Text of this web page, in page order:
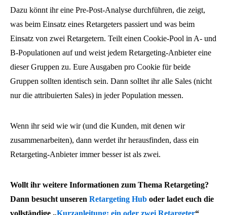
Dazu könnt ihr eine Pre-Post-Analyse durchführen, die zeigt,
was beim Einsatz eines Retargeters passiert und was beim
Einsatz von zwei Retargetern. Teilt einen Cookie-Pool in A- und
B-Populationen auf und weist jedem Retargeting-Anbieter eine
dieser Gruppen zu. Eure Ausgaben pro Cookie für beide
Gruppen sollten identisch sein. Dann solltet ihr alle Sales (nicht
nur die attribuierten Sales) in jeder Population messen.
Wenn ihr seid wie wir (und die Kunden, mit denen wir
zusammenarbeiten), dann werdet ihr herausfinden, dass ein
Retargeting-Anbieter immer besser ist als zwei.
Wollt ihr weitere Informationen zum Thema Retargeting?
Dann besucht unseren Retargeting Hub oder ladet euch die